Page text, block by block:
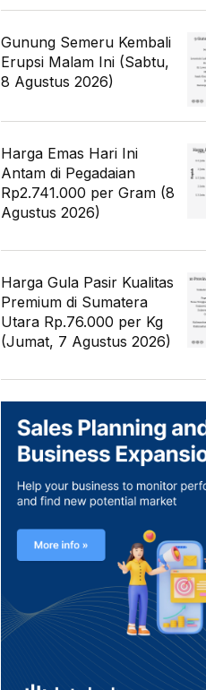
Gunung Semeru Kembali
Erupsi Malam Ini (Sabtu,
8 Agustus 2026)
Harga Emas Hari Ini
Antam di Pegadaian
Rp2.741.000 per Gram (8
Agustus 2026)
Harga Gula Pasir Kualitas
Premium di Sumatera
Utara Rp.76.000 per Kg
(Jumat, 7 Agustus 2026)